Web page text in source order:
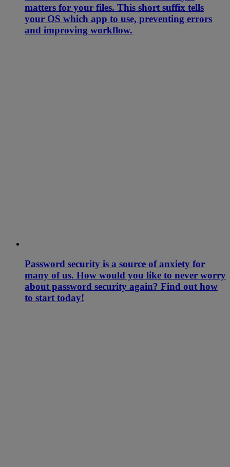
matters for your files. This short suffix tells
your OS which app to use, preventing errors
and improving workflow.
Password security is a source of anxiety for
many of us. How would you like to never worry
about password security again? Find out how
to start today!